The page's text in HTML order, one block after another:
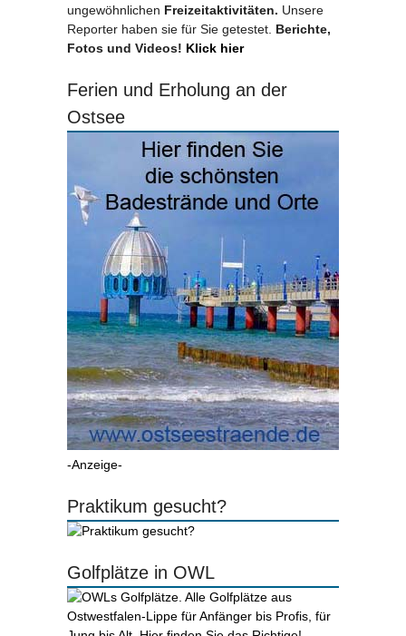
ungewöhnlichen Freizeitaktivitäten. Unsere
Reporter haben sie für Sie getestet. Berichte,
Fotos und Videos! Klick hier
Ferien und Erholung an der
Ostsee
-Anzeige-
Praktikum gesucht?
Golfplätze in OWL